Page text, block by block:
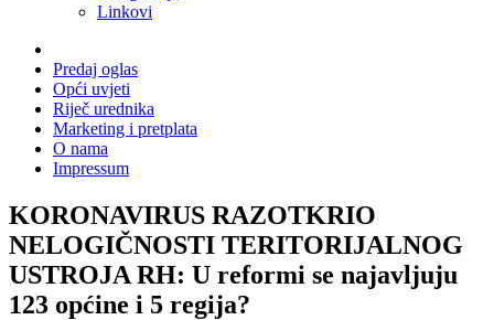
Linkovi
Predaj oglas
Opći uvjeti
Riječ urednika
Marketing i pretplata
O nama
Impressum
KORONAVIRUS RAZOTKRIO
NELOGIČNOSTI TERITORIJALNOG
USTROJA RH: U reformi se najavljuju
123 općine i 5 regija?